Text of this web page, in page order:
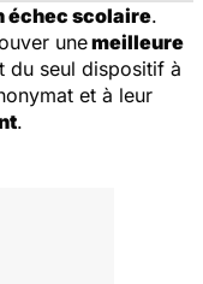
échec scolaire.
unemeilleure
du seul dispositif à
et à leur
.